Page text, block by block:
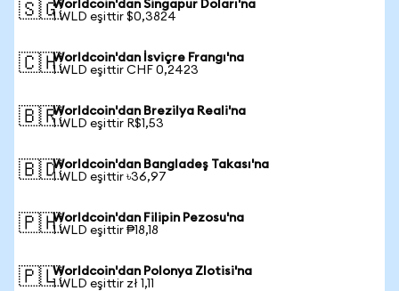
🇸🇬Worldcoin'dan Singapur Doları'na
1 WLD eşittir $0,3824
🇨🇭Worldcoin'dan İsviçre Frangı'na
1 WLD eşittir CHF 0,2423
🇧🇷Worldcoin'dan Brezilya Reali'na
1 WLD eşittir R$1,53
🇧🇩Worldcoin'dan Bangladeş Takası'na
1 WLD eşittir ৳36,97
🇵🇭Worldcoin'dan Filipin Pezosu'na
1 WLD eşittir ₱18,18
🇵🇱Worldcoin'dan Polonya Zlotisi'na
1 WLD eşittir zł 1,11